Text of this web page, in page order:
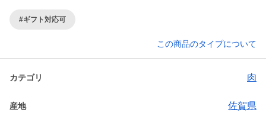
#ギフト対応可
この商品のタイプについて
カテゴリ 肉
産地 佐賀県